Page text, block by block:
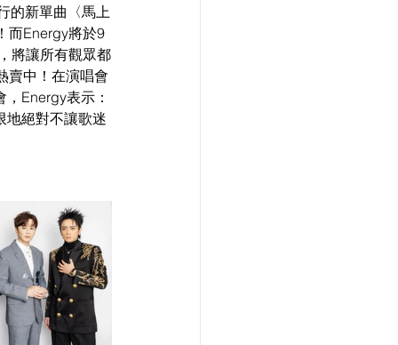
的新單曲〈馬上
而Energy將於9
將讓所有觀眾都
賣中！在演唱會
Energy表示：
地絕對不讓歌迷